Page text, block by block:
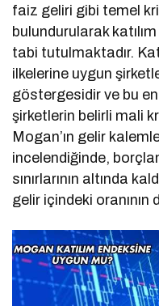
faiz geliri gibi temel
bulundurularak
tabi tutulmaktadır.
ilkelerine uygun
göstergesidir ve bu
şirketlerin belirli mali
Mogan’ın gelir
incelendiğinde,
sınırlarının altında
gelir içindeki